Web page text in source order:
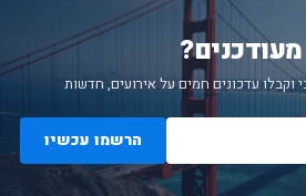
וקבלו עדכונים חמים על אירועים, חדשות
הרשמו עכשיו